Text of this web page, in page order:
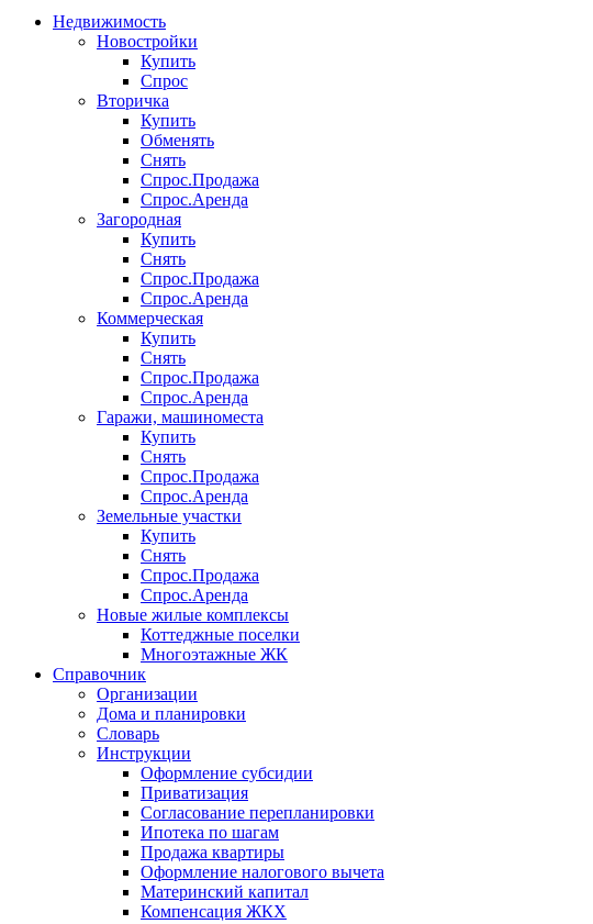
Недвижимость
Новостройки
Купить
Спрос
Вторичка
Купить
Обменять
Снять
Спрос.Продажа
Спрос.Аренда
Загородная
Купить
Снять
Спрос.Продажа
Спрос.Аренда
Коммерческая
Купить
Снять
Спрос.Продажа
Спрос.Аренда
Гаражи, машиноместа
Купить
Снять
Спрос.Продажа
Спрос.Аренда
Земельные участки
Купить
Снять
Спрос.Продажа
Спрос.Аренда
Новые жилые комплексы
Коттеджные поселки
Многоэтажные ЖК
Справочник
Организации
Дома и планировки
Словарь
Инструкции
Оформление субсидии
Приватизация
Согласование перепланировки
Ипотека по шагам
Продажа квартиры
Оформление налогового вычета
Материнский капитал
Компенсация ЖКХ